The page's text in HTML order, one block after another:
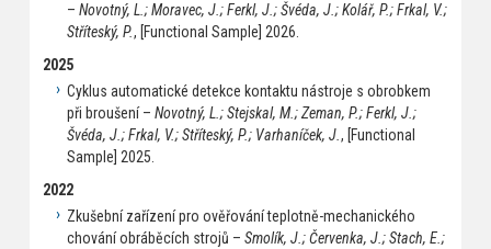
– Novotný, L.; Moravec, J.; Ferkl, J.; Švéda, J.; Kolář, P.; Frkal, V.;
Stříteský, P., [Functional Sample] 2026.
2025
Cyklus automatické detekce kontaktu nástroje s obrobkem
při broušení – Novotný, L.; Stejskal, M.; Zeman, P.; Ferkl, J.;
Švéda, J.; Frkal, V.; Stříteský, P.; Varhaníček, J., [Functional
Sample] 2025.
2022
Zkušební zařízení pro ověřování teplotně-mechanického
chování obráběcích strojů – Smolík, J.; Červenka, J.; Stach, E.;